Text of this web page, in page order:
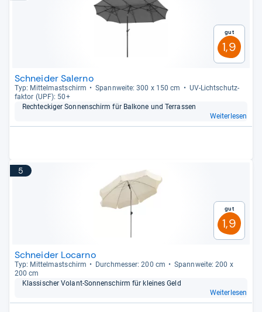
Gut
1,9
Schneider Salerno
Typ: Mit­tel­mast­schirm Spann­weite: 300 x 150 cm
UV-​Licht­schutz­
fak­tor (UPF): 50+
Recht­e­cki­ger Son­nen­schirm für Bal­kone und Ter­ras­sen
Weiterlesen
5
Gut
1,9
Schneider Locarno
Typ: Mit­tel­mast­schirm Durch­mes­ser: 200 cm
Spann­weite: 200 x
200 cm
Klas­si­scher Volant-​Son­nen­schirm für klei­nes Geld
Weiterlesen